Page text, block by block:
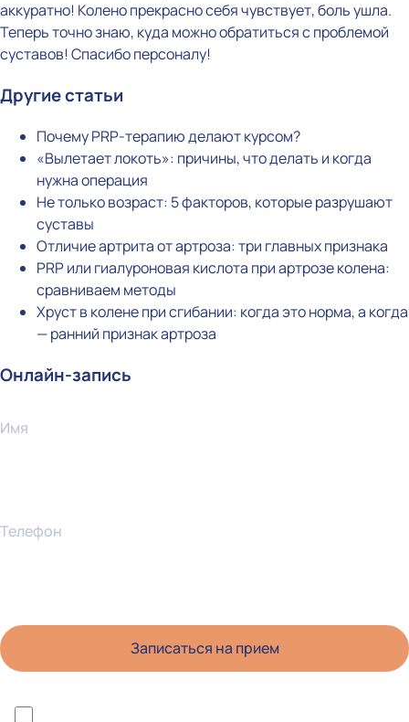
аккуратно! Колено прекрасно себя чувствует, боль ушла.
Теперь точно знаю, куда можно обратиться с проблемой
суставов! Спасибо персоналу!
Другие статьи
Почему PRP-терапию делают курсом?
«Вылетает локоть»: причины, что делать и когда
нужна операция
Не только возраст: 5 факторов, которые разрушают
суставы
Отличие артрита от артроза: три главных признака
PRP или гиалуроновая кислота при артрозе колена:
сравниваем методы
Хруст в колене при сгибании: когда это норма, а когда
— ранний признак артроза
Онлайн-запись
Имя
Телефон